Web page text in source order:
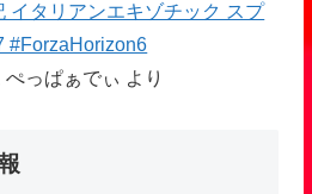
イタリアンエキゾチック スプ
#ForzaHorizon6
ぺっぱぁでぃ より